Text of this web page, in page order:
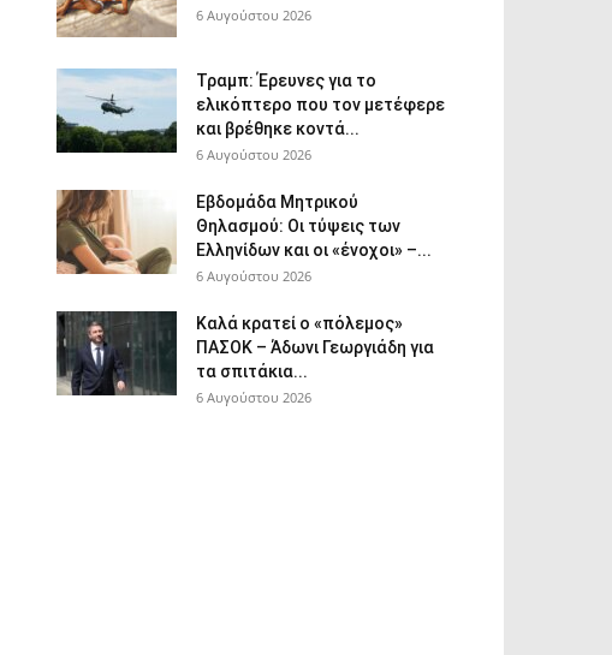
6 Αυγούστου 2026
Τραμπ: Έρευνες για το
ελικόπτερο που τον μετέφερε
και βρέθηκε κοντά...
6 Αυγούστου 2026
Εβδομάδα Μητρικού
Θηλασμού: Οι τύψεις των
Ελληνίδων και οι «ένοχοι» –...
6 Αυγούστου 2026
Καλά κρατεί ο «πόλεμος»
ΠΑΣΟΚ – Άδωνι Γεωργιάδη για
τα σπιτάκια...
6 Αυγούστου 2026